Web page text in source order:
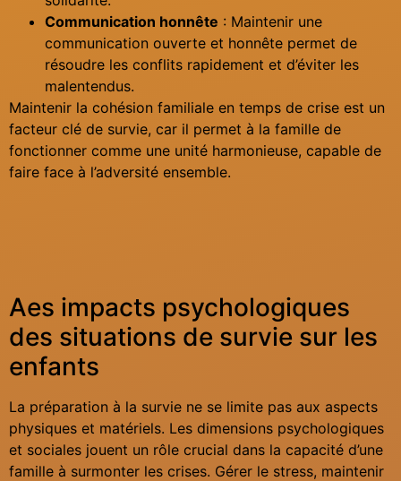
Communication honnête : Maintenir une
communication ouverte et honnête permet de
résoudre les conflits rapidement et d’éviter les
malentendus.
Maintenir la cohésion familiale en temps de crise est un
facteur clé de survie, car il permet à la famille de
fonctionner comme une unité harmonieuse, capable de
faire face à l’adversité ensemble.
Aes impacts psychologiques
des situations de survie sur les
enfants
La préparation à la survie ne se limite pas aux aspects
physiques et matériels. Les dimensions psychologiques
et sociales jouent un rôle crucial dans la capacité d’une
famille à surmonter les crises. Gérer le stress, maintenir